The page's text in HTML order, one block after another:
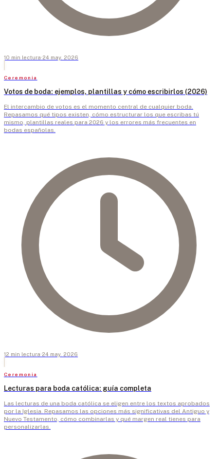
10 min lectura·24 may. 2026
Ceremonia
Votos de boda: ejemplos, plantillas y cómo escribirlos (2026)
El intercambio de votos es el momento central de cualquier boda.
Repasamos qué tipos existen, cómo estructurar los que escribas tú
mismo, plantillas reales para 2026 y los errores más frecuentes en
bodas españolas.
12 min lectura·24 may. 2026
Ceremonia
Lecturas para boda católica: guía completa
Las lecturas de una boda católica se eligen entre los textos aprobados
por la Iglesia. Repasamos las opciones más significativas del Antiguo y
Nuevo Testamento, cómo combinarlas y qué margen real tienes para
personalizarlas.